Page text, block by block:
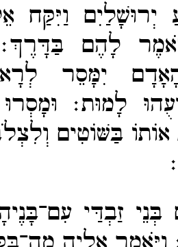
יְרוּשָׁלַיִם וַיִּקַּח
לָהֶם
יִמָּסֵר
לָמוּת׃
בַּשּׁוֹטִים
בְּנֵי זַבְדַּי